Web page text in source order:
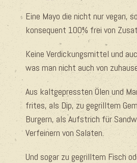
Eine Mayo die nicht nur vegan,
konsequent 100% frei von
Keine Verdickungsmittel und
was man nicht auch von
Aus kaltgepressten Ölen und
frites, als Dip, zu gegrilltem
Burgern, als Aufstrich für
Verfeinern von Salaten.
Und sogar zu gegrilltem Fisch